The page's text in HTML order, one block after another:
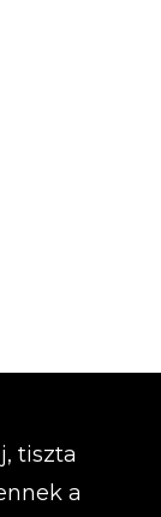
tiszta
a